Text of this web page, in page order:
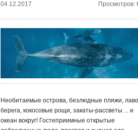
04.12.2017 Просмотров:
Необитаемые острова, безлюдные пляжи,
берега, кокосовые рощи, закаты-рассветы… и
океан вокруг! Гостеприимные открытые